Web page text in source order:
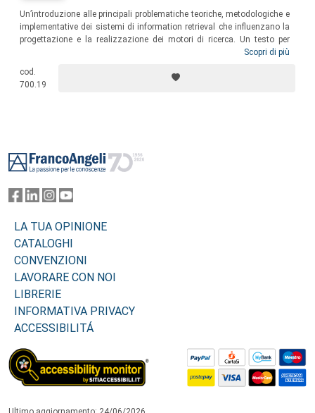
Un’introduzione alle principali problematiche teoriche, metodologiche e
implementative dei sistemi di information retrieval che influenzano la
progettazione e la realizzazione dei motori di ricerca. Un testo per
studenti e ricercatori di information retrieval, basi di dati e sistemi
statistica, ma anche per professionisti dell’informatica interessati agli
argomenti in qualità di utenti e progettisti di sistemi informativi.
Scopri di più
cod.
700.19
LA TUA OPINIONE
CATALOGHI
CONVENZIONI
LAVORARE CON NOI
LIBRERIE
INFORMATIVA PRIVACY
ACCESSIBILITÁ